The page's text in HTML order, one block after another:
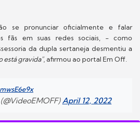
se pronunciar oficialmente e falar
fãs em suas redes sociais, - como
da dupla sertaneja desmentiu a
está gravida", afirmou ao portal Em Off.
April 12, 2022